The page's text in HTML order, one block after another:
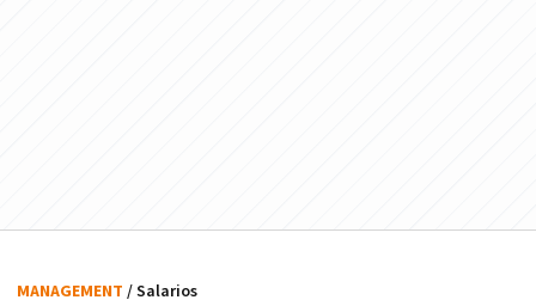
MANAGEMENT / Salarios